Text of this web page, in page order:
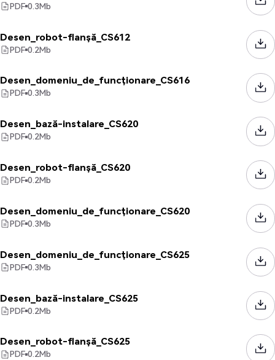
PDF 0.3Mb
Desen_robot-flanșă_CS612
PDF 0.2Mb
Desen_domeniu_de_funcționare_CS616
PDF 0.3Mb
Desen_bază-instalare_CS620
PDF 0.2Mb
Desen_robot-flanșă_CS620
PDF 0.2Mb
Desen_domeniu_de_funcționare_CS620
PDF 0.3Mb
Desen_domeniu_de_funcționare_CS625
PDF 0.3Mb
Desen_bază-instalare_CS625
PDF 0.2Mb
Desen_robot-flanșă_CS625
PDF 0.2Mb